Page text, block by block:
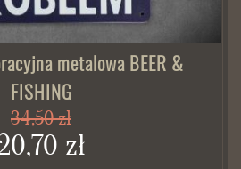
metalowa BEER &
FISHING
34,50 zł
zł